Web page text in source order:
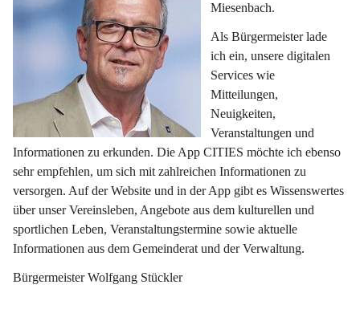
Miesenbach.
Als Bürgermeister lade
ich ein, unsere digitalen
Services wie
Mitteilungen,
Neuigkeiten,
Veranstaltungen und
Informationen zu erkunden. Die App CITIES möchte ich ebenso
sehr empfehlen, um sich mit zahlreichen Informationen zu
versorgen. Auf der Website und in der App gibt es Wissenswertes
über unser Vereinsleben, Angebote aus dem kulturellen und
sportlichen Leben, Veranstaltungstermine sowie aktuelle
Informationen aus dem Gemeinderat und der Verwaltung.
Bürgermeister Wolfgang Stückler